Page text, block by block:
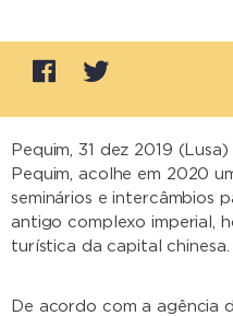
Pequim, 31 dez 2019
Pequim, acolhe em 2020
seminários e intercâmbios
antigo complexo imperial,
turística da capital chinesa.
De acordo com a agência